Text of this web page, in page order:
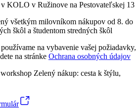
KOLO v Ružinove na Pestovateľskej 13
všetkým milovníkom nákupov od 8. do
škôl a študentom stredných škôl
na vybavenie vašej požiadavky,
na stránke Ochrana osobných údajov
Zelený nákup: cesta k štýlu,